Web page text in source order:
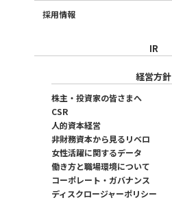
採用情報
IR
経営方針
株主・投資家の皆さまへ
CSR
人的資本経営
非財務資本から見るリベロ
女性活躍に関するデータ
働き方と職場環境について
コーポレート・ガバナンス
ディスクロージャーポリシー